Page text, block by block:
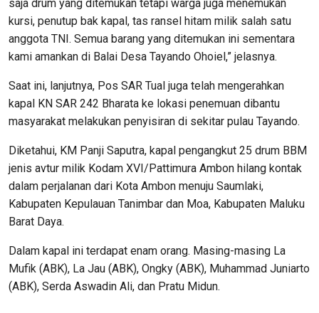
saja drum yang ditemukan tetapi warga juga menemukan
kursi, penutup bak kapal, tas ransel hitam milik salah satu
anggota TNI. Semua barang yang ditemukan ini sementara
kami amankan di Balai Desa Tayando Ohoiel,” jelasnya.
Saat ini, lanjutnya, Pos SAR Tual juga telah mengerahkan
kapal KN SAR 242 Bharata ke lokasi penemuan dibantu
masyarakat melakukan penyisiran di sekitar pulau Tayando.
Diketahui, KM Panji Saputra, kapal pengangkut 25 drum BBM
jenis avtur milik Kodam XVI/Pattimura Ambon hilang kontak
dalam perjalanan dari Kota Ambon menuju Saumlaki,
Kabupaten Kepulauan Tanimbar dan Moa, Kabupaten Maluku
Barat Daya.
Dalam kapal ini terdapat enam orang. Masing-masing La
Mufik (ABK), La Jau (ABK), Ongky (ABK), Muhammad Juniarto
(ABK), Serda Aswadin Ali, dan Pratu Midun.